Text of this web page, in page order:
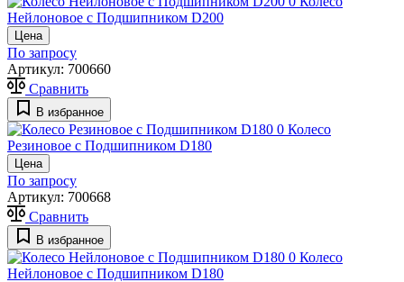
Нейлоновое с Подшипником D200
Цена
По запросу
Артикул: 700660
Сравнить
В избранное
0 Колесо
Резиновое с Подшипником D180
Цена
По запросу
Артикул: 700668
Сравнить
В избранное
0 Колесо
Нейлоновое с Подшипником D180